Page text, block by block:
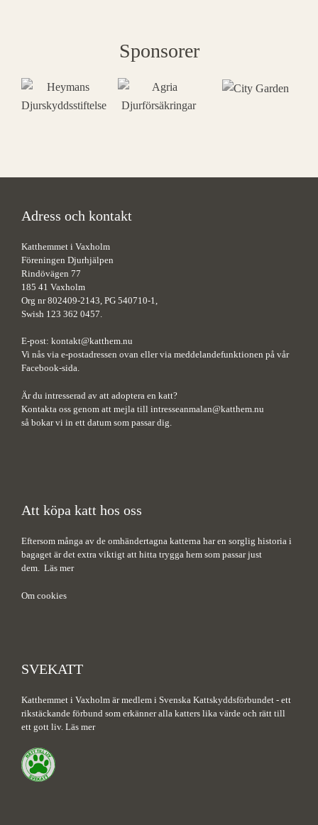
Sponsorer
Adress och kontakt
Katthemmet i Vaxholm
Föreningen Djurhjälpen
Rindövägen 77
185 41 Vaxholm
Org nr 802409-2143, PG 540710-1,
Swish 123 362 0457.
E-post: kontakt@katthem.nu
Vi nås via e-postadressen ovan eller via meddelandefunktionen på vår
Facebook-sida.
Är du intresserad av att adoptera en katt?
Kontakta oss genom att mejla till intresseanmalan@katthem.nu
så bokar vi in ett datum som passar dig.
Att köpa katt hos oss
Eftersom många av de omhändertagna katterna har en sorglig historia i
bagaget är det extra viktigt att hitta trygga hem som passar just
dem. Läs mer
Om cookies
SVEKATT
Katthemmet i Vaxholm är medlem i Svenska Kattskyddsförbundet - ett
rikstäckande förbund som erkänner alla katters lika värde och rätt till
ett gott liv. Läs mer